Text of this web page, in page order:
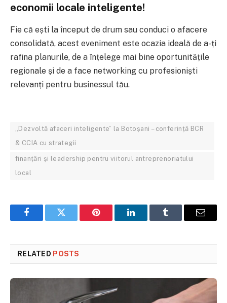
economii locale inteligente!
Fie că ești la început de drum sau conduci o afacere
consolidată, acest eveniment este ocazia ideală de a-ți
rafina planurile, de a înțelege mai bine oportunitățile
regionale și de a face networking cu profesioniști
relevanți pentru businessul tău.
„Dezvoltă afaceri inteligente” la Botoșani – conferință BCR
& CCIA cu strategii
finanțări și leadership pentru viitorul antreprenoriatului
local
FacebookTwitter Pinterest LinkedInTumblr Email
RELATED POSTS